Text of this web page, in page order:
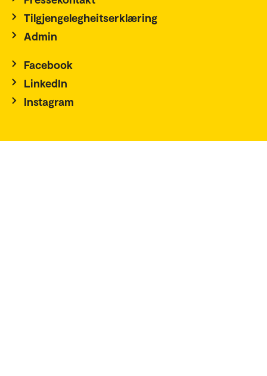
Tilgjengelegheitserklæring
Admin
Facebook
LinkedIn
Instagram